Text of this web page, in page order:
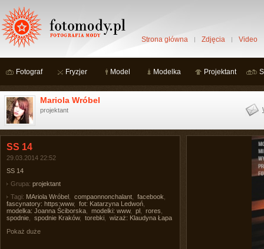
Strona główna Zdjęcia Video
Fotograf Fryzjer Model Modelka Projektant
Mariola Wróbel
projektant
SS 14
29.03.2014 22:52
SS 14
Grupa: projektant
Tagi: MAriola Wróbel compaonnonchalant facebook
fascynatory: https:www, fot: Katarzyna Ledwoń
modelka: Joanna Ściborska
modelki: www, pl rores
spodnie
spodnie Kraków, torebki
wizaż: Klaudyna Łapa
Pokaż duże